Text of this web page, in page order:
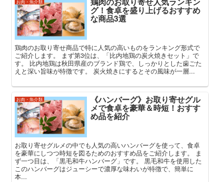
お肉・魚介類
グ！食卓を盛り上げるおすすめ
な商品3選
鶏肉のお取り寄せ商品で特に人気の高いものをランキング形式で
ご紹介します。 まず第3位は、「比内地鶏の炭火焼きセット」で
す。 比内地鶏は秋田県産のブランド鶏で、しっかりとした歯ごた
えと深い旨味が特徴です。 炭火焼きにするとその風味が一層...
お肉・魚介類 《ハンバーグ》お取り寄せグル
メで食卓を豪華＆時短！おすす
め品を紹介
お取り寄せグルメの中でも人気の高いハンバーグを使って、食卓
を豪華にしつつ時短を図るためのおすすめ品をご紹介します。 ま
ず一つ目は、「黒毛和牛ハンバーグ」です。 黒毛和牛を使用した
このハンバーグはジューシーで濃厚な味わいが特徴で、簡単に
本...